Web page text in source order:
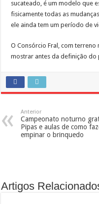
sucateado, é um modelo que
fisicamente todas as
ele ainda tem um período de
O Consórcio Fral, com
mostrar antes da definição
Anterior
Campeonato noturno
Pipas e aulas de como
empinar o brinquedo
Artigos